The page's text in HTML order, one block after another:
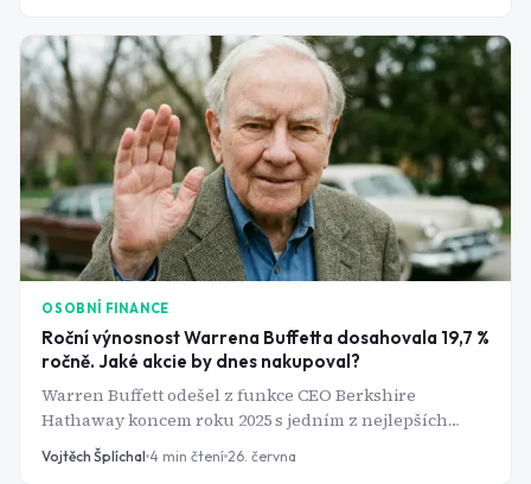
OSOBNÍ FINANCE
Roční výnosnost Warrena Buffetta dosahovala 19,7 %
ročně. Jaké akcie by dnes nakupoval?
Warren Buffett odešel z funkce CEO Berkshire
Hathaway koncem roku 2025 s jedním z nejlepších
investičních záznamů v historii - anualizovaných 19,7
% za šedesát let. Jenže jeho strategie není žádné
Vojtěch Šplíchal 4 min čtení 26. června